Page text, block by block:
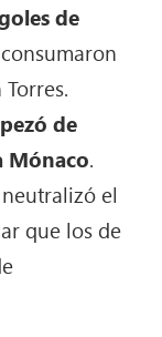
de
de
Mónaco.
el
que los de